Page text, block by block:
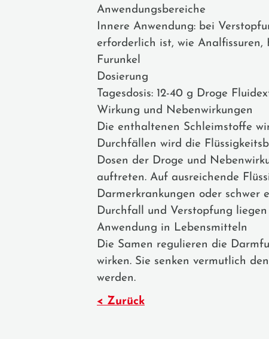
Anwendungsbereiche
Innere Anwendung: bei
erforderlich ist, wie
Furunkel
Dosierung
Tagesdosis: 12-40 g Droge
Wirkung und Nebenwirkungen
Die enthaltenen Schleimstoffe
Durchfällen wird die
Dosen der Droge und
auftreten. Auf ausreichende
Darmerkrankungen oder
Durchfall und Verstopfung
Anwendung in Lebensmitteln
Die Samen regulieren die
wirken. Sie senken vermutlich
werden.
< Zurück